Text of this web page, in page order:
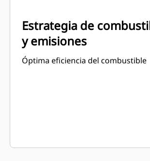
Estrategia de
y emisiones
Óptima eficiencia del combustible